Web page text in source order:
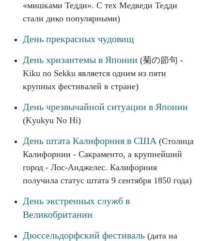
«мишками Тедди». С тех Медведи Тедди
стали дико популярными)
День прекрасных чудовищ
День хризантемы в Японии (菊の節句 -
Kiku no Sekku является одним из пяти
крупных фестивалей в стране)
День чрезвычайной ситуации в Японии
(Kyukyu No Hi)
День штата Калифорния в США(Столица
Калифорнии - Сакраменто, а крупнейший
город - Лос-Анджелес. Калифорния
получила статус штата 9 сентября 1850 года)
День экстренных служб в
Великобритании
Дюссельдорфский фестиваль (дата на